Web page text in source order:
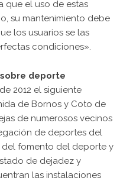
que el uso de estas
su mantenimiento debe
los usuarios se las
condiciones».
deporte
2012 el siguiente
de Bornos y Coto de
de numerosos vecinos
de deportes del
fomento del deporte y
de dejadez y
las instalaciones